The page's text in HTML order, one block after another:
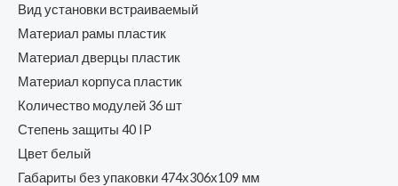
Вид установки встраиваемый
Материал рамы пластик
Материал дверцы пластик
Материал корпуса пластик
Количество модулей 36 шт
Степень защиты 40 IP
Цвет белый
Габариты без упаковки 474х306х109 мм